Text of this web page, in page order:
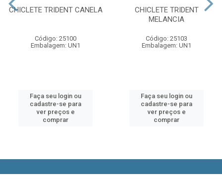
CHICLETE TRIDENT CANELA
Código: 25100
Embalagem: UN1
Faça seu login ou
cadastre-se para
ver preços e
comprar
CHICLETE TRIDENT
MELANCIA
Código: 25103
Embalagem: UN1
Faça seu login ou
cadastre-se para
ver preços e
comprar